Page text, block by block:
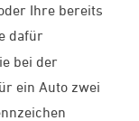
Ihre bereits
dafür
bei der
ein Auto zwei